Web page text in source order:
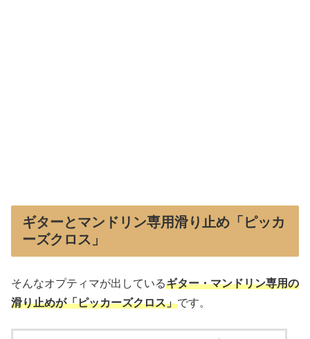
ギターとマンドリン専用滑り止め「ピッカ
ーズクロス」
そんなオプティマが出しているギター・マンドリン専用の
滑り止めが「ピッカーズクロス」です。